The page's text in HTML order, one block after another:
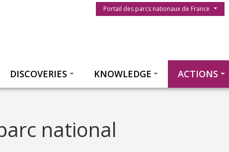
Menu du parc
Portail des parcs nationaux de France
DISCOVERIES KNOWLEDGE ACTIONS
national